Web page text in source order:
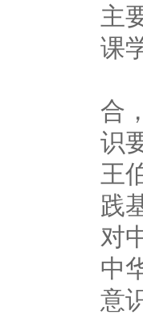
主
课
合
识
王
践
对
中
意